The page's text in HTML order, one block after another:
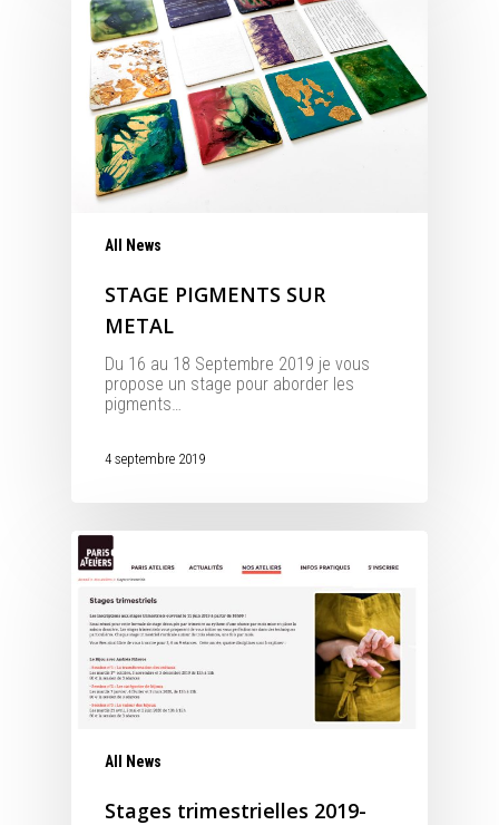
All News
STAGE PIGMENTS SUR
METAL
Du 16 au 18 Septembre 2019 je vous
propose un stage pour aborder les
pigments…
4 septembre 2019
All News
Stages trimestrielles 2019-